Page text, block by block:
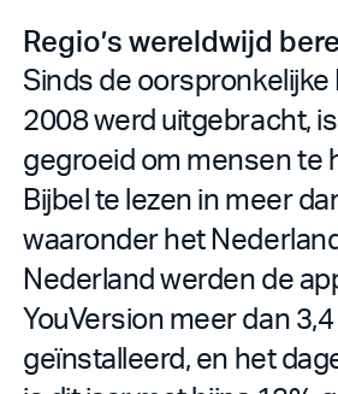
Regio’s wereldwijd
Sinds de oorspronkelijke
2008 werd uitgebracht,
gegroeid om mensen te
Bijbel te lezen in meer
waaronder het
Nederland werden de
YouVersion meer dan
geïnstalleerd, en het